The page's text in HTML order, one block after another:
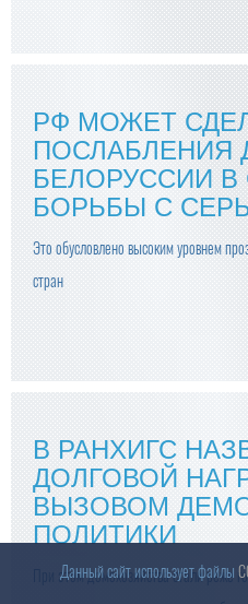
РФ МОЖЕТ
ПОСЛАБЛЕНИЯ
БЕЛОРУССИИ В
БОРЬБЫ С
Это обусловлено высоким уровнем
стран
В РАНХИГС
ДОЛГОВОЙ
ВЫЗОВОМ
ПОЛИТИКИ
При этом домохозяйства стали реже
Данный сайт использует файлы